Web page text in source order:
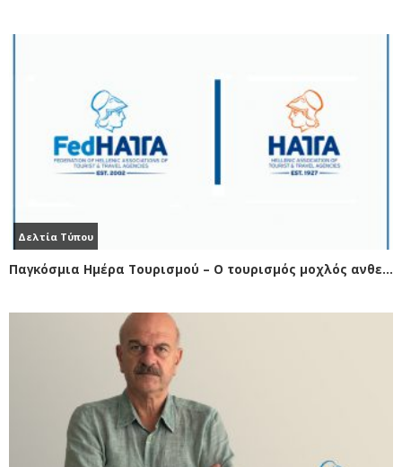
Δελτία Τύπου
Παγκόσμια Ημέρα Τουρισμού – Ο τουρισμός μοχλός ανθεκτικότητας, βιωσιμότητας και προόδου για όλους